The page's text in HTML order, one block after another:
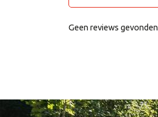
Geen reviews gevonden